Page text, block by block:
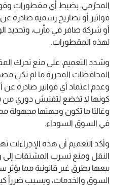
المحرّمي، بضبط أي مقطورات
فواتير أو تصاريح رسمية صادرة عن
أو شركة صافر في مأرب، وتحديد
لهذه المقطورات.
وشدد التعميم، على منع تحرك
المحافظات المحررة ما لم تكن
وعدم اعتماد أي فواتير صادرة عن
كونها لا تخضع لتفتيش دوري من
وغالبًا ما تكون وجهتها مجهولة
في السوق السوداء.
وأكد التعميم أن هذه
النقل ومنع تسرب المشتقات إلى
بيعها بطرق غير قانونية مما يؤثر
السوق والخدمات، ويسبب ضرراً